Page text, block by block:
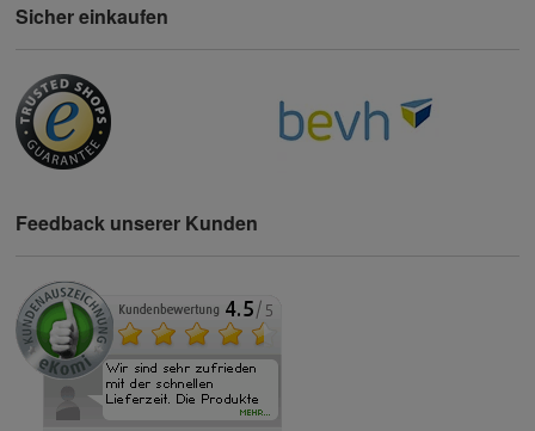
Sicher einkaufen
Feedback unserer Kunden